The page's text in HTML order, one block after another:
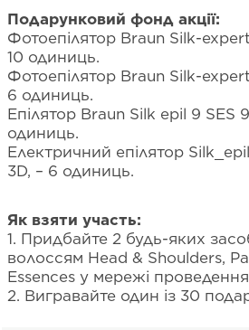
Подарунковий фонд акції:
Фотоепілятор Braun Silk-
10 одиниць.
Фотоепілятор Braun Silk-
6 одиниць.
Епілятор Braun Silk epil 9 SES
одиниць.
Електричний епілятор
3D, – 6 одиниць.
Як взяти участь:
1. Придбайте 2 будь-яких
волоссям Head & Shoulders,
Essences у мережі проведення
2. Вигравайте один із 30